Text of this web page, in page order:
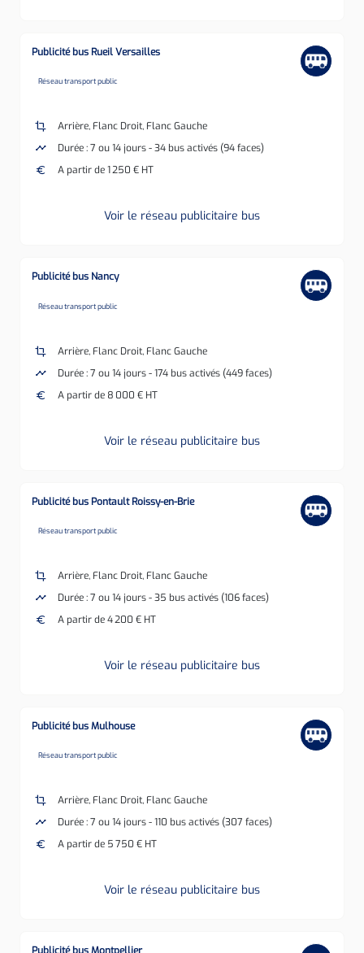
Publicité bus Rueil Versailles
none
Réseau transport public
crop
Arrière, Flanc Droit, Flanc Gauche
timeline
Durée : 7 ou 14 jours - 34 bus activés (94 faces)
euro
A partir de 1 250 € HT
Voir le réseau publicitaire bus
Publicité bus Nancy
none
Réseau transport public
crop
Arrière, Flanc Droit, Flanc Gauche
timeline
Durée : 7 ou 14 jours - 174 bus activés (449 faces)
euro
A partir de 8 000 € HT
Voir le réseau publicitaire bus
Publicité bus Pontault Roissy-en-Brie
none
Réseau transport public
crop
Arrière, Flanc Droit, Flanc Gauche
timeline
Durée : 7 ou 14 jours - 35 bus activés (106 faces)
euro
A partir de 4 200 € HT
Voir le réseau publicitaire bus
Publicité bus Mulhouse
none
Réseau transport public
crop
Arrière, Flanc Droit, Flanc Gauche
timeline
Durée : 7 ou 14 jours - 110 bus activés (307 faces)
euro
A partir de 5 750 € HT
Voir le réseau publicitaire bus